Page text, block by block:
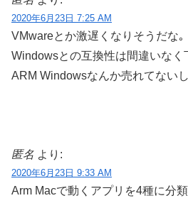
2020年6月23日 7:25 AM
VMwareとか激遅くなりそうだな｡
Windowsとの互換性は間違いなく
ARM Windowsなんか売れてない
匿名 より:
2020年6月23日 9:33 AM
Arm Macで動くアプリを4種に分